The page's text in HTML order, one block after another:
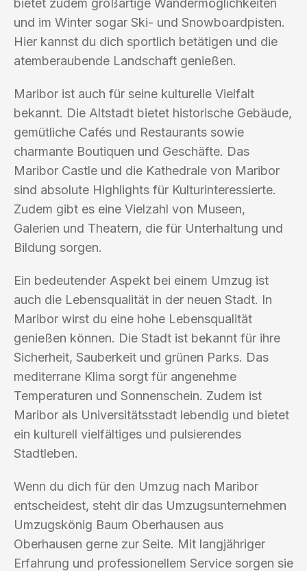
bietet zudem großartige Wandermöglichkeiten
und im Winter sogar Ski- und Snowboardpisten.
Hier kannst du dich sportlich betätigen und die
atemberaubende Landschaft genießen.
Maribor ist auch für seine kulturelle Vielfalt
bekannt. Die Altstadt bietet historische Gebäude,
gemütliche Cafés und Restaurants sowie
charmante Boutiquen und Geschäfte. Das
Maribor Castle und die Kathedrale von Maribor
sind absolute Highlights für Kulturinteressierte.
Zudem gibt es eine Vielzahl von Museen,
Galerien und Theatern, die für Unterhaltung und
Bildung sorgen.
Ein bedeutender Aspekt bei einem Umzug ist
auch die Lebensqualität in der neuen Stadt. In
Maribor wirst du eine hohe Lebensqualität
genießen können. Die Stadt ist bekannt für ihre
Sicherheit, Sauberkeit und grünen Parks. Das
mediterrane Klima sorgt für angenehme
Temperaturen und Sonnenschein. Zudem ist
Maribor als Universitätsstadt lebendig und bietet
ein kulturell vielfältiges und pulsierendes
Stadtleben.
Wenn du dich für den Umzug nach Maribor
entscheidest, steht dir das Umzugsunternehmen
Umzugskönig Baum Oberhausen aus
Oberhausen gerne zur Seite. Mit langjähriger
Erfahrung und professionellem Service sorgen sie